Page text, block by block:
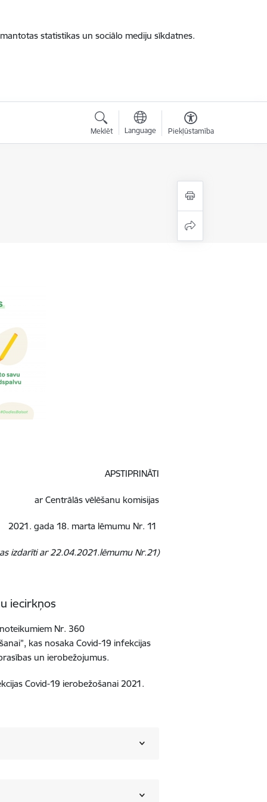
statistikas un sociālo mediju sīkdatnes.
Meklēt Language Piekļūstamība
APSTIPRINĀTI
ar Centrālās vēlēšanu komisijas
2021. gada 18. marta lēmumu Nr. 11
izdarīti ar 22.04.2021.lēmumu Nr.21)
iecirkņos
Nr. 360
kas nosaka Covid-19 infekcijas
un ierobežojumus.
Covid-19 ierobežošanai 2021.